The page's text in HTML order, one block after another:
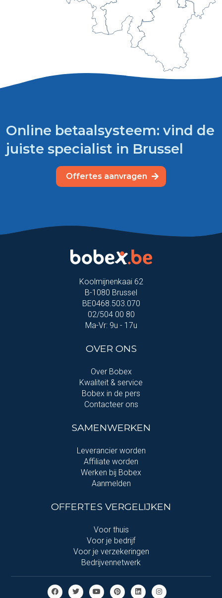
Online betaalsysteem: vind de
juiste specialist in Brussel
Offertes aanvragen
Koolmijnenkaai 62
B-1080 Brussel
BE0468.503.070
02/504 00 80
Ma-Vr: 9u - 17u
OVER ONS
Over Bobex
Kwaliteit & service
Bobex in de pers
Contacteer ons
SAMENWERKEN
Leverancier worden
Affiliate worden
Werken bij Bobex
Aanmelden
OFFERTES VERGELIJKEN
Voor thuis
Voor je bedrijf
Voor je verzekeringen
Bedrijvennetwerk